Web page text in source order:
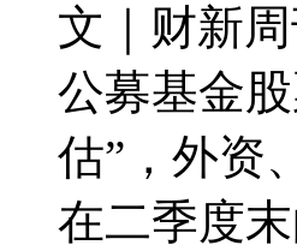
文｜财新
公募基金
估”，外资
在二季度